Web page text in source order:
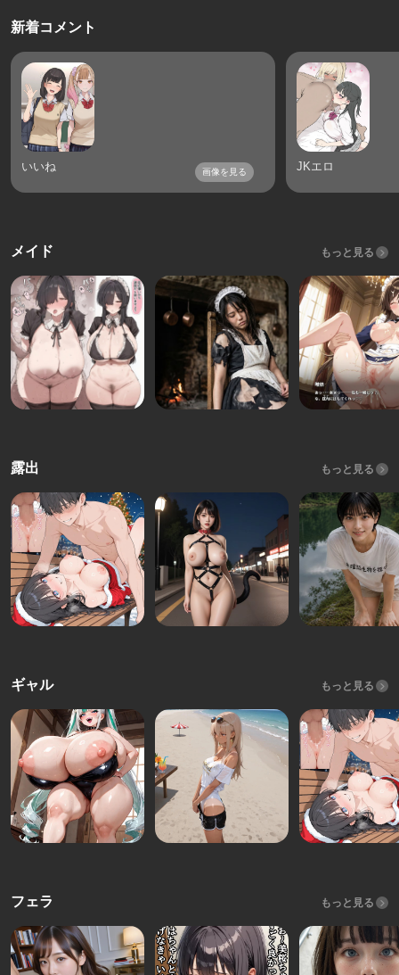
新着コメント
いいね 画像を見る JKエロ
メイド もっと見る
露出 もっと見る
ギャル もっと見る
フェラ もっと見る